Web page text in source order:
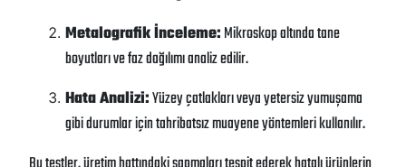
Metalografik İnceleme:Mikroskop altında tane
boyutları ve faz dağılımı analiz edilir.
Hata Analizi:Yüzey çatlakları veya yetersiz yumuşama
gibi durumlar için tahribatsız muayene yöntemleri kullanılır.